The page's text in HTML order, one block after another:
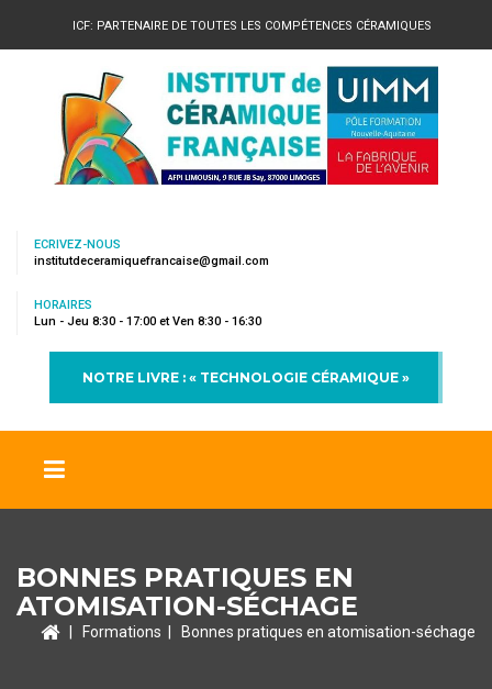
ICF: PARTENAIRE DE TOUTES LES COMPÉTENCES CÉRAMIQUES
ECRIVEZ-NOUS
institutdeceramiquefrancaise@gmail.com
HORAIRES
Lun - Jeu 8:30 - 17:00 et Ven 8:30 - 16:30
NOTRE LIVRE : « TECHNOLOGIE CÉRAMIQUE »
BONNES PRATIQUES EN
ATOMISATION-SÉCHAGE
| Formations Bonnes pratiques en atomisation-séchage